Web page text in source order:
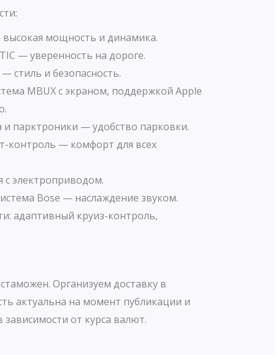
высокая мощность и динамика.
— уверенность на дороге.
стиль и безопасность.
MBUX с экраном, поддержкой Apple
и парктроники — удобство парковки.
контроль — комфорт для всех
электроприводом.
Bose — наслаждение звуком.
адаптивный круиз-контроль,
Организуем доставку в
актуальна на момент публикации и
от курса валют.